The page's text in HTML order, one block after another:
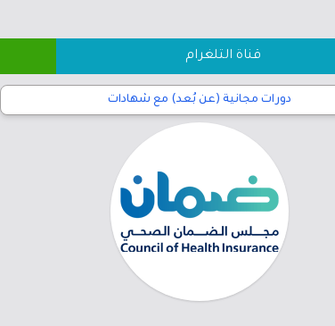
قناة التلغرام
دورات مجانية (عن بُعد) مع شهادات